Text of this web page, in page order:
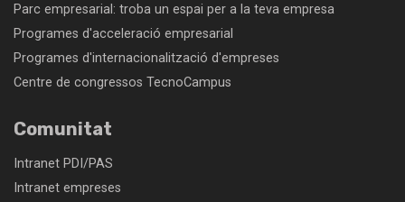
Parc empresarial: troba un espai per a la teva empresa
Programes d'acceleració empresarial
Programes d'internacionalització d'empreses
Centre de congressos TecnoCampus
Comunitat
Intranet PDI/PAS
Intranet empreses